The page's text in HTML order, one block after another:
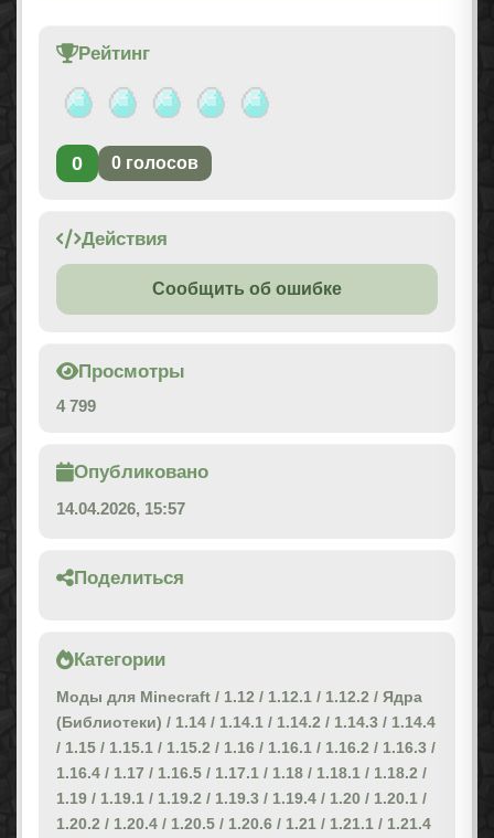
Рейтинг
0 0 голосов
Действия
Сообщить об ошибке
Просмотры
4 799
Опубликовано
14.04.2026, 15:57
Поделиться
Категории
Моды для Minecraft / 1.12 / 1.12.1 / 1.12.2 / Ядра
(Библиотеки) / 1.14 / 1.14.1 / 1.14.2 / 1.14.3 / 1.14.4
/ 1.15 / 1.15.1 / 1.15.2 / 1.16 / 1.16.1 / 1.16.2 / 1.16.3 /
1.16.4 / 1.17 / 1.16.5 / 1.17.1 / 1.18 / 1.18.1 / 1.18.2 /
1.19 / 1.19.1 / 1.19.2 / 1.19.3 / 1.19.4 / 1.20 / 1.20.1 /
1.20.2 / 1.20.4 / 1.20.5 / 1.20.6 / 1.21 / 1.21.1 / 1.21.4